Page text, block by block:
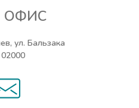
ул. Бальзака